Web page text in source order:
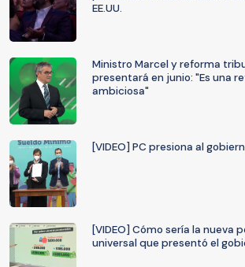
EE.UU.
Ministro Marcel y reforma
presentará en junio: "Es una
ambiciosa"
[VIDEO] PC presiona al
[VIDEO] Cómo sería la nueva
universal que presentó el